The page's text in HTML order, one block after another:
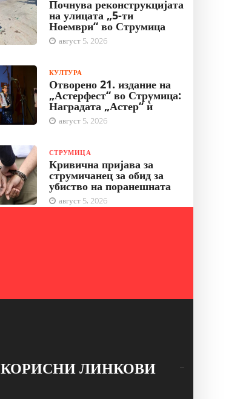
Почнува реконструкцијата
на улицата „5-ти
Ноември“ во Струмица
август 5, 2026
КУЛТУРА
Отворено 21. издание на
„Астерфест“ во Струмица:
Наградата „Астер“ ѝ
август 5, 2026
СТРУМИЦА
Кривична пријава за
струмичанец за обид за
убиство на поранешната
август 5, 2026
КОРИСНИ ЛИНКОВИ